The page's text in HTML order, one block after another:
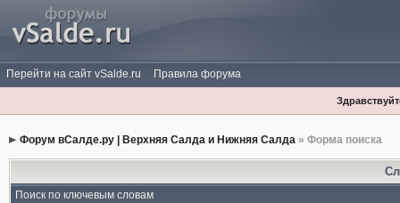
Перейти на сайт vSalde.ru Правила форума
Форум вСалде.ру | Верхняя Салда и Нижняя Салда» Форма поиска
Поиск по ключевым словам